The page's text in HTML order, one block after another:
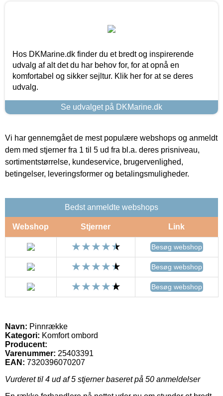
Hos DKMarine.dk finder du et bredt og inspirerende
udvalg af alt det du har behov for, for at opnå en
komfortabel og sikker sejltur. Klik her for at se deres
udvalg.
Se udvalget på DKMarine.dk
Vi har gennemgået de mest populære webshops og anmeldt
dem med stjerner fra 1 til 5 ud fra bl.a. deres prisniveau,
sortimentstørrelse, kundeservice, brugervenlighed,
betingelser, leveringsformer og betalingsmuligheder.
Bedst anmeldte webshops
Webshop Stjerner Link
Besøg webshop
Besøg webshop
Besøg webshop
Navn: Pinnrække
Kategori: Komfort ombord
Producent:
Varenummer: 25403391
EAN: 7320396070207
Vurderet til 4 ud af 5 stjerner baseret på 50 anmeldelser